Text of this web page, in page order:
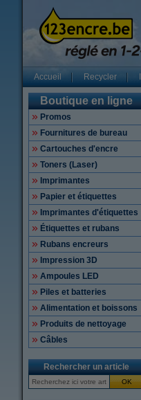
Accueil Recycler
Boutique en ligne
Promos
Fournitures de bureau
Cartouches d'encre
Toners (Laser)
Imprimantes
Papier et étiquettes
Imprimantes d'étiquettes
Étiquettes et rubans
Rubans encreurs
Impression 3D
Ampoules LED
Piles et batteries
Alimentation et boissons
Produits de nettoyage
Câbles
Rechercher un article
OK